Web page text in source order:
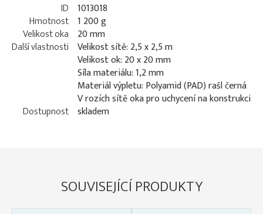
ID 1013018
Hmotnost 1 200 g
Velikost oka
20 mm
Další vlastnosti Velikost sítě: 2,5 x 2,5 m
Velikost ok: 20 x 20 mm
Síla materiálu: 1,2 mm
Materiál výpletu: Polyamid (PAD) rašl černá
V rozích sítě oka pro uchycení na konstrukci
Dostupnost skladem
SOUVISEJÍCÍ PRODUKTY